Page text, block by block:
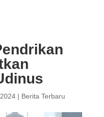
| Berita Terbaru